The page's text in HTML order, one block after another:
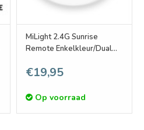
MiLight 2.4G Sunrise
Remote Enkelkleur/Dual
€19,95
Op voorraad